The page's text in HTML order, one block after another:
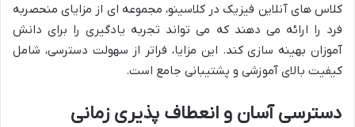
کلاس های آنلاین فیزیک در کلاسینو، مجموعه ای از مزایای منحصربه
فرد را ارائه می دهند که می تواند تجربه یادگیری را برای دانش
آموزان بهینه سازی کند. این مزایا، فراتر از سهولت دسترسی، شامل
کیفیت بالای آموزشی و پشتیبانی جامع است.
دسترسی آسان و انعطاف پذیری زمانی